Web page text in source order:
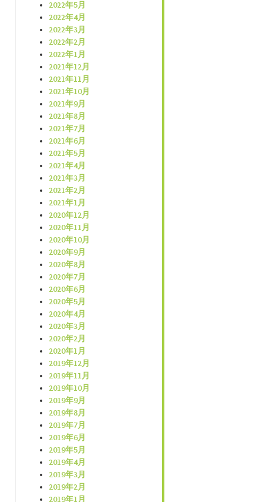
2022年5月
2022年4月
2022年3月
2022年2月
2022年1月
2021年12月
2021年11月
2021年10月
2021年9月
2021年8月
2021年7月
2021年6月
2021年5月
2021年4月
2021年3月
2021年2月
2021年1月
2020年12月
2020年11月
2020年10月
2020年9月
2020年8月
2020年7月
2020年6月
2020年5月
2020年4月
2020年3月
2020年2月
2020年1月
2019年12月
2019年11月
2019年10月
2019年9月
2019年8月
2019年7月
2019年6月
2019年5月
2019年4月
2019年3月
2019年2月
2019年1月